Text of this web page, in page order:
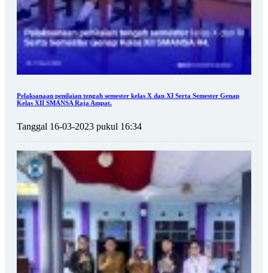
Pelaksanaan penilaian tengah semester kelas X dan XI Serta Semester Genap
Kelas XII SMANSA Raja Ampat.
Tanggal 16-03-2023 pukul 16:34